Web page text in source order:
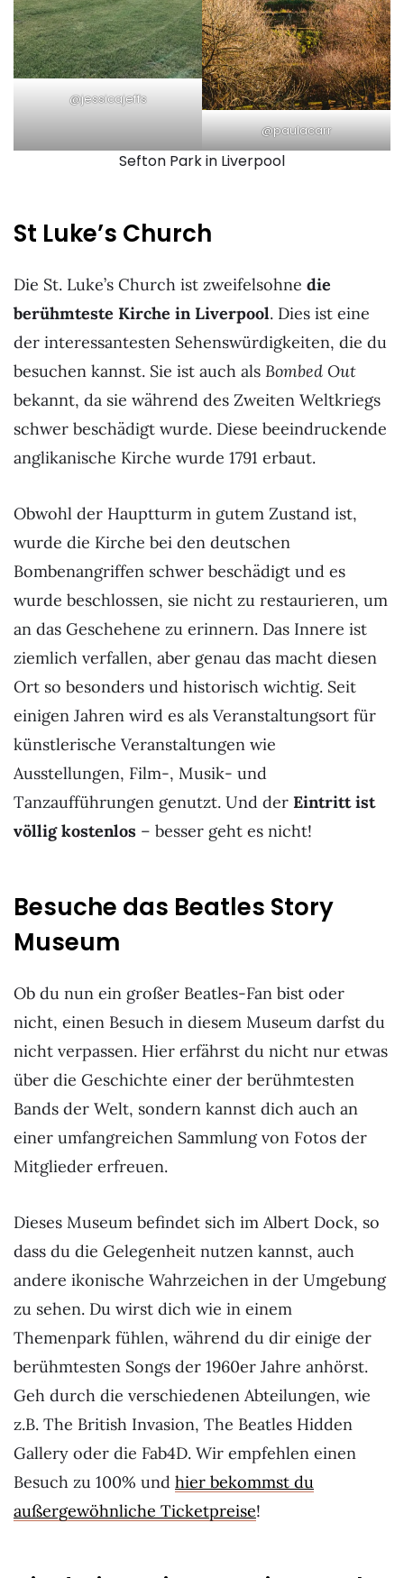
@jessicajeffs
@paulacarr
Sefton Park in Liverpool
St Luke’s Church
Die St. Luke’s Church ist zweifelsohne die
berühmteste Kirche in Liverpool. Dies ist eine
der interessantesten Sehenswürdigkeiten, die du
besuchen kannst. Sie ist auch als Bombed Out
bekannt, da sie während des Zweiten Weltkriegs
schwer beschädigt wurde. Diese beeindruckende
anglikanische Kirche wurde 1791 erbaut.
Obwohl der Hauptturm in gutem Zustand ist,
wurde die Kirche bei den deutschen
Bombenangriffen schwer beschädigt und es
wurde beschlossen, sie nicht zu restaurieren, um
an das Geschehene zu erinnern. Das Innere ist
ziemlich verfallen, aber genau das macht diesen
Ort so besonders und historisch wichtig. Seit
einigen Jahren wird es als Veranstaltungsort für
künstlerische Veranstaltungen wie
Ausstellungen, Film-, Musik- und
Tanzaufführungen genutzt. Und der Eintritt ist
völlig kostenlos – besser geht es nicht!
Besuche das Beatles Story
Museum
Ob du nun ein großer Beatles-Fan bist oder
nicht, einen Besuch in diesem Museum darfst du
nicht verpassen. Hier erfährst du nicht nur etwas
über die Geschichte einer der berühmtesten
Bands der Welt, sondern kannst dich auch an
einer umfangreichen Sammlung von Fotos der
Mitglieder erfreuen.
Dieses Museum befindet sich im Albert Dock, so
dass du die Gelegenheit nutzen kannst, auch
andere ikonische Wahrzeichen in der Umgebung
zu sehen. Du wirst dich wie in einem
Themenpark fühlen, während du dir einige der
berühmtesten Songs der 1960er Jahre anhörst.
Geh durch die verschiedenen Abteilungen, wie
z.B. The British Invasion, The Beatles Hidden
Gallery oder die Fab4D. Wir empfehlen einen
Besuch zu 100% und hier bekommst du
außergewöhnliche Ticketpreise!